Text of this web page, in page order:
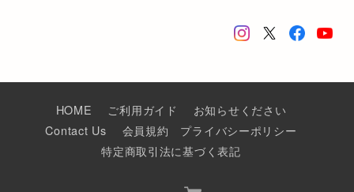
HOME ご利用ガイド
お知らせください
Contact Us
会員規約
プライバシーポリシー
特定商取引法に基づく表記